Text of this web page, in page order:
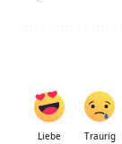
Liebe Traurig